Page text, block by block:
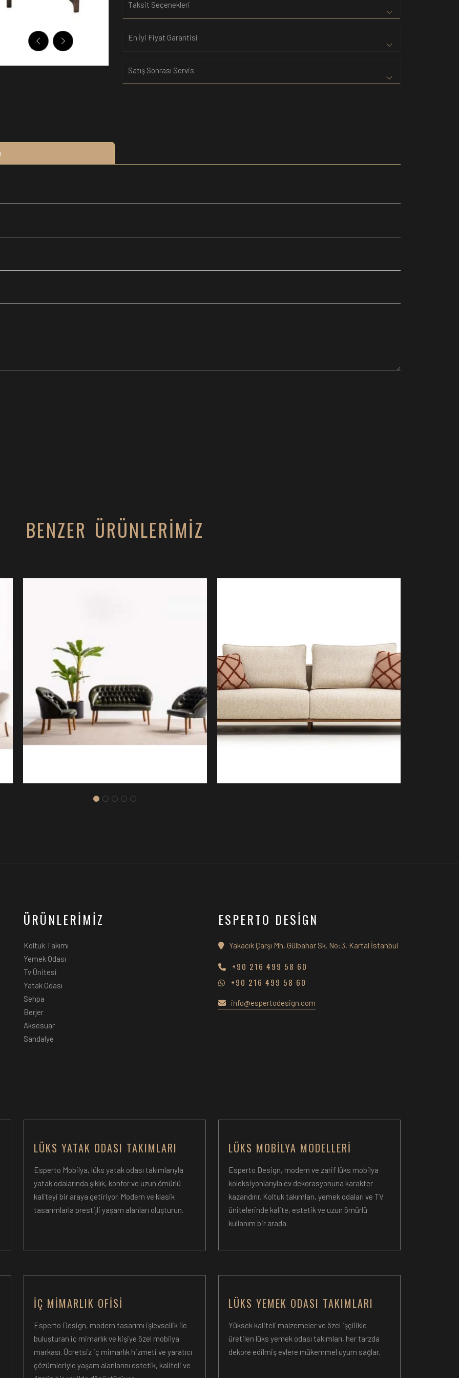
Taksit Seçenekleri
En İyi Fiyat Garantisi
Satış Sonrası Servis
BENZER ÜRÜNLERİMİZ
ÜRÜNLERİMİZ
Koltuk Takımı
Yemek Odası
Tv Ünitesi
Yatak Odası
Sehpa
Berjer
Aksesuar
Sandalye
ESPERTO DESİGN
Yakacık Çarşı Mh, Gülbahar Sk. No:3, Kartal İstanbul
+90 216 499 58 60
+90 216 499 58 60
info@espertodesign.com
LÜKS YATAK ODASI TAKIMLARI
Esperto Mobilya, lüks yatak odası takımlarıyla
yatak odalarında şıklık, konfor ve uzun ömürlü
kaliteyi bir araya getiriyor. Modern ve klasik
tasarımlarla prestijli yaşam alanları oluşturun.
LÜKS MOBILYA MODELLERI
Esperto Design, modern ve zarif lüks mobilya
koleksiyonlarıyla ev dekorasyonuna karakter
kazandırır. Koltuk takımları, yemek odaları ve TV
ünitelerinde kalite, estetik ve uzun ömürlü
kullanım bir arada.
İÇ MIMARLIK OFISI
Esperto Design, modern tasarımı işlevsellik ile
buluşturan iç mimarlık ve kişiye özel mobilya
markası. Ücretsiz iç mimarlık hizmeti ve yaratıcı
çözümleriyle yaşam alanlarını estetik, kaliteli ve
LÜKS YEMEK ODASI TAKIMLARI
Yüksek kaliteli malzemeler ve özel işçilikle
üretilen lüks yemek odası takımları, her tarzda
dekore edilmiş evlere mükemmel uyum sağlar.